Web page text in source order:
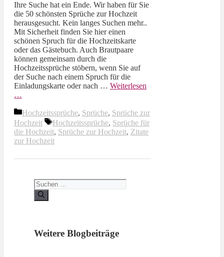
Ihre Suche hat ein Ende. Wir haben für Sie
die 50 schönsten Sprüche zur Hochzeit
herausgesucht. Kein langes Suchen mehr..
Mit Sicherheit finden Sie hier einen
schönen Spruch für die Hochzeitskarte
oder das Gästebuch. Auch Brautpaare
können gemeinsam durch die
Hochzeitssprüche stöbern, wenn Sie auf
der Suche nach einem Spruch für die
Einladungskarte oder nach … Weiterlesen
…
Kategorien
Hochzeitssprüche, Sprüche, Sprüche zur
Hochzeit
Schlagwörter
Hochzeitssprüche, Sprüche für
die Hochzeit, Sprüche zur Hochzeit, Zitate
zur Hochzeit
Suchen
nach:
Weitere Blogbeiträge